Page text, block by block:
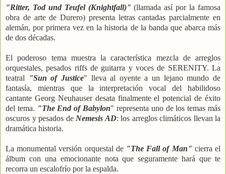
"Ritter, Tod und Teufel (Knightfall)"(llamada así por la famosa
obra de arte de Durero) presenta letras cantadas parcialmente en
alemán, por primera vez en la historia de la banda que abarca más
de dos décadas.
El poderoso tema muestra la característica mezcla de arreglos
orquestales, pesados riffs de guitarra y voces de SERENITY. La
teatral
"Sun of Justice" lleva al oyente a un lejano mundo de
fantasía, mientras que la interpretación vocal del habilidoso
cantante Georg Neuhauser desata finalmente el potencial de éxito
del tema. "The End of Babylon" representa uno de los temas más
oscuros y pesados de Nemesis AD: los arreglos climáticos llevan la
dramática historia.
La monumental versión orquestal de "The Fall of Man" cierra el
álbum con una emocionante nota que seguramente hará que te
recorra un escalofrío por la espalda.